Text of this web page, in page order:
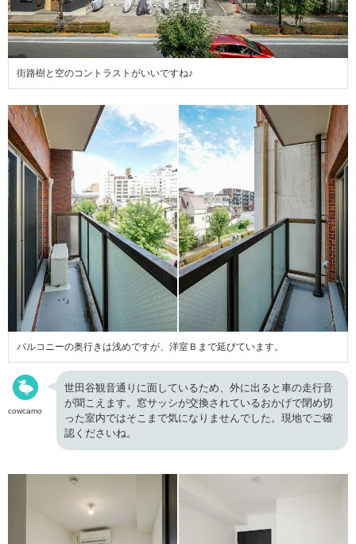
街路樹と空のコントラストがいいですね♪
バルコニーの奥行きは浅めですが、洋室Ｂまで延びています。
cowcamo
世田谷観音通りに面しているため、外に出ると車の走行音
が聞こえます。窓サッシが交換されているおかげで閉め切
った室内ではそこまで気になりませんでした。現地でご確
認くださいね。